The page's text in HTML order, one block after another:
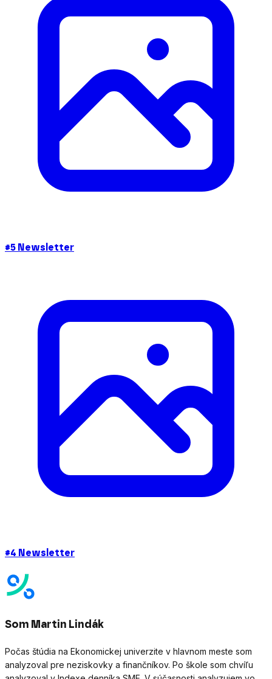
#5 Newsletter
#4 Newsletter
Som Martin Lindák
Počas štúdia na Ekonomickej univerzite v hlavnom meste som
analyzoval pre neziskovky a finančníkov. Po škole som chvíľu